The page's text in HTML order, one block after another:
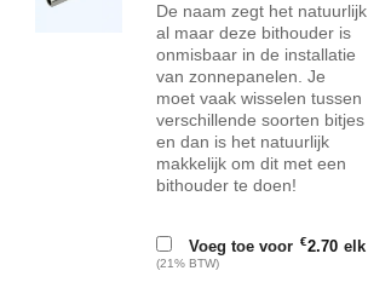
De naam zegt het natuurlijk
al maar deze bithouder is
onmisbaar in de installatie
van zonnepanelen. Je
moet vaak wisselen tussen
verschillende soorten bitjes
en dan is het natuurlijk
makkelijk om dit met een
bithouder te doen!
Voeg toe voor €2.70 elk
(21% BTW)